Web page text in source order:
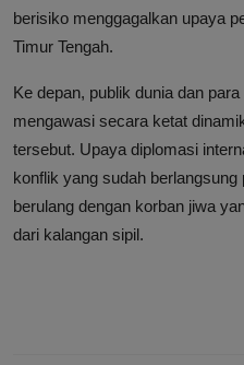
berisiko menggagalkan upaya
Timur Tengah.
Ke depan, publik dunia dan
mengawasi secara ketat
tersebut. Upaya diplomasi
konflik yang sudah berlangsung
berulang dengan korban jiwa
dari kalangan sipil.